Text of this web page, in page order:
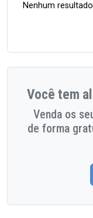
Nenhum
Você tem
Venda os
de forma